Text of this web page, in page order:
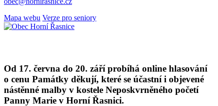
Mapa webu Verze pro seniory
Od 17. června do 20. září probíhá online hlasování
o cenu Památky děkují, které se účastní i objevené
nástěnné malby v kostele Neposkvrněného početí
Panny Marie v Horní Řasnici.